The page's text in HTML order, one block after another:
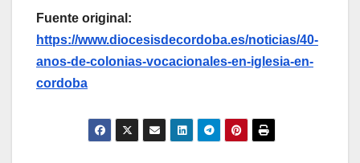
Fuente original:
https://www.diocesisdecordoba.es/noticias/40-
anos-de-colonias-vocacionales-en-iglesia-en-
cordoba